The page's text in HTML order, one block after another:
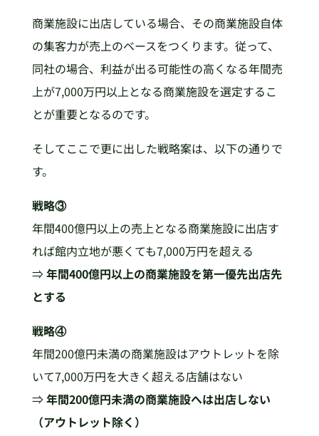
商業施設に出店している場合、その商業施設自体
の集客力が売上のベースをつくります。従って、
同社の場合、利益が出る可能性の高くなる年間売
上が7,000万円以上となる商業施設を選定するこ
とが重要となるのです。
そしてここで更に出した戦略案は、以下の通りで
す。
戦略③
年間400億円以上の売上となる商業施設に出店す
れば館内立地が悪くても7,000万円を超える
⇒年間400億円以上の商業施設を第一優先出店先
とする
戦略④
年間200億円未満の商業施設はアウトレットを除
いて7,000万円を大きく超える店舗はない
⇒年間200億円未満の商業施設へは出店しない
（アウトレット除く）